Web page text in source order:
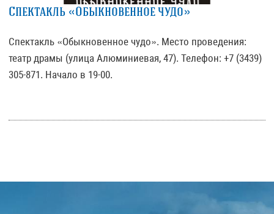
Спектакль «Обыкновенное чудо»
Спектакль «Обыкновенное чудо». Место проведения:
театр драмы (улица Алюминиевая, 47). Телефон: +7 (3439)
305-871. Начало в 19-00.